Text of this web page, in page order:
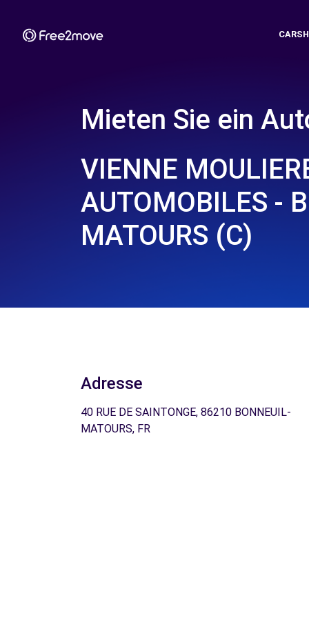
Mieten Sie ein
VIENNE
AUTOMOBILES -
MATOURS (C)
Adresse
40 RUE DE SAINTONGE, 86210 BONNEUIL-
MATOURS, FR